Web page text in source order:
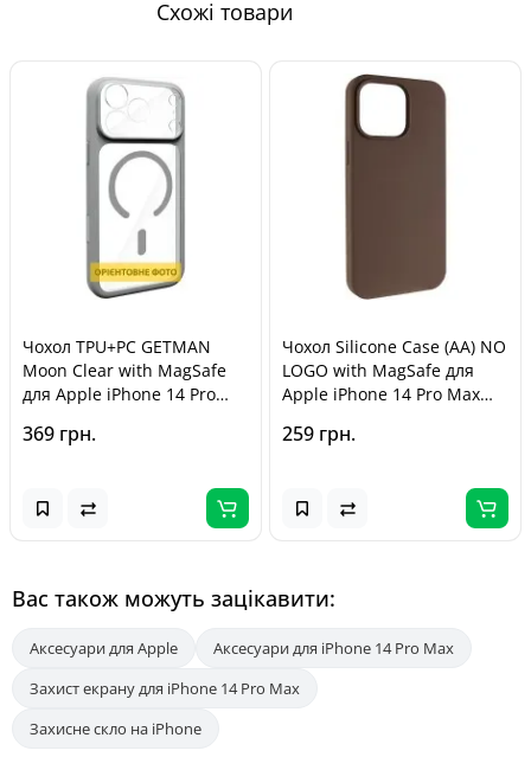
захист прав споживачів».Схожі товари
Чохол TPU+PC GETMAN
Moon Clear with MagSafe
для Apple iPhone 14 Pro
369 грн.
Чохол Silicone Case (AA) NO
LOGO with MagSafe для
Apple iPhone 14 Pro Max
259 грн.
Вас також можуть зацікавити:
Аксесуари для Apple
Аксесуари для iPhone 14 Pro Max
Захист екрану для iPhone 14 Pro Max
Захисне скло на iPhone